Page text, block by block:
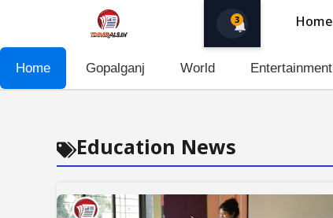
content
3 Home
Home Gopalganj World Entertainment
Education News